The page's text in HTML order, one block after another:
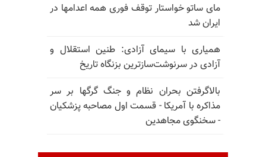
مای ساتو خواستار توقف فوری همه اعدامها در
ایران شد
همیاری با سیمای آزادی: طنین استقلال و
آزادی در سرنوشت‌سازترین بزنگاه تاریخ
بالا‌گرفتن بحران نظام و جنگ گرگها بر سر
مذاکره با آمریکا - قسمت اول مصاحبه پزشکیان
- سخنگوی مجاهدین